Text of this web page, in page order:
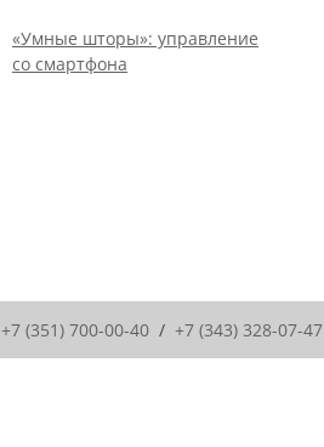
«Умные шторы»: управление
со смартфона
+7 (351) 700-00-40 / +7 (343) 328-07-47